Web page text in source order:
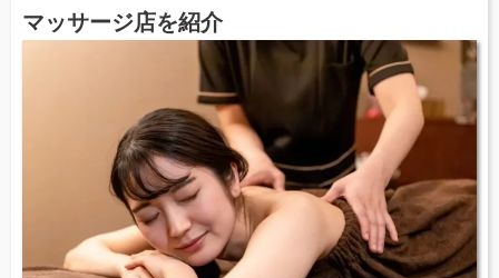
マッサージ店を紹介